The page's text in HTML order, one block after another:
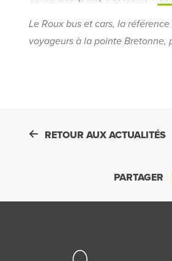
Le Roux bus et cars, la
voyageurs à la pointe Bretonne,
RETOUR AUX ACTUALITÉS
PARTAGER